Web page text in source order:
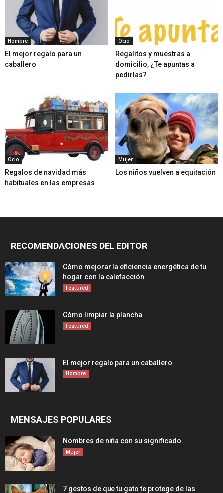
Hombre
El mejor regalo para un
caballero
Ocio
Regalitos y muestras a
domicilio, ¿Te apuntas a
pedirlas?
Ocio
Regalos de navidad más
habituales en las empresas
Mujer
Los niños vuelven a equitación
RECOMENDACIONES DEL EDITOR
Cómo mejorar la eficiencia energética de tu
hogar con la calefacción
Featured
Cómo limpiar la plancha
Featured
El mejor regalo para un caballero
Hombre
MENSAJES POPULARES
Nombres de niña con su significado
Mujer
7 gestos de que tu gato te protege de las